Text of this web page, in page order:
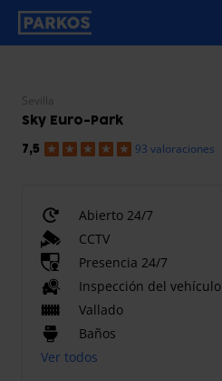
etiqueta-de-navegación-principal
Sevilla
Sky Euro-Park
7,5 93 valoraciones
Abierto 24/7
CCTV
Presencia 24/7
Inspección del vehículo
Vallado
Baños
Ver todos